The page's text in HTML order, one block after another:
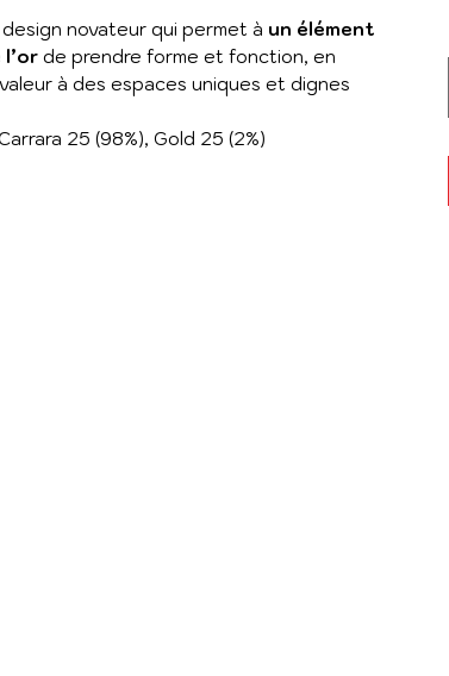
design novateur qui permet à un élément
de prendre forme et fonction, en
à des espaces uniques et dignes
25 (98%), Gold 25 (2%)